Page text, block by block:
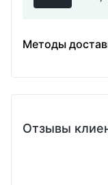
Методы
Отзывы